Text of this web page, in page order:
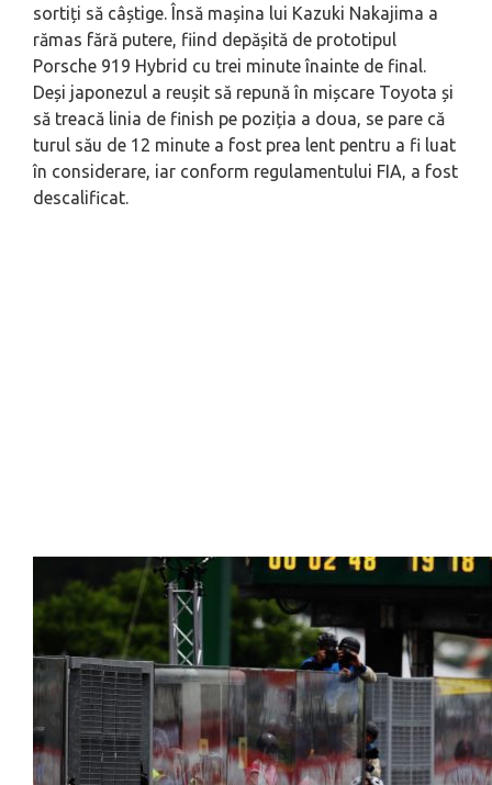
sortiți să câștige. Însă mașina lui Kazuki Nakajima a
rămas fără putere, fiind depășită de prototipul
Porsche 919 Hybrid cu trei minute înainte de final.
Deși japonezul a reușit să repună în mișcare Toyota și
să treacă linia de finish pe poziția a doua, se pare că
turul său de 12 minute a fost prea lent pentru a fi luat
în considerare, iar conform regulamentului FIA, a fost
descalificat.